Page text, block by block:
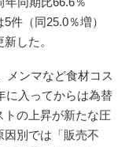
件（同25.0％増）
した。
メンマなど食材コス
に入ってからは為替
トの上昇が新たな圧
因別では「販売不